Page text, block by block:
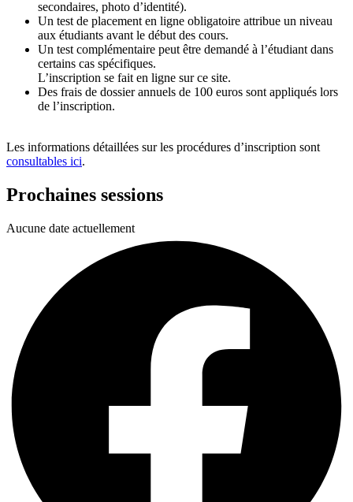
secondaires, photo d’identité).
Un test de placement en ligne obligatoire attribue un niveau
aux étudiants avant le début des cours.
Un test complémentaire peut être demandé à l’étudiant dans
certains cas spécifiques.
L’inscription se fait en ligne sur ce site.
Des frais de dossier annuels de 100 euros sont appliqués lors
de l’inscription.
Les informations détaillées sur les procédures d’inscription sont
consultables ici.
Prochaines sessions
Aucune date actuellement